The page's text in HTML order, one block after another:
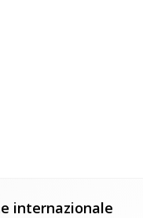
internazionale